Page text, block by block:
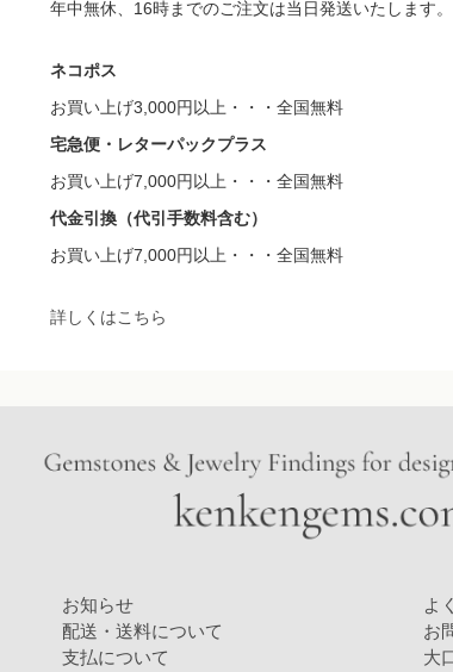
年中無休、16時までのご注文は当日発送いたします。
ネコポス
お買い上げ3,000円以上・・・全国無料
宅急便・レターパックプラス
お買い上げ7,000円以上・・・全国無料
代金引換（代引手数料含む）
お買い上げ7,000円以上・・・全国無料
詳しくはこちら
お知らせ
配送・送料について
支払について
よ
お
大